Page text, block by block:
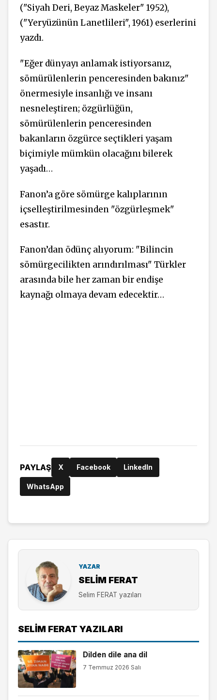
("Siyah Deri, Beyaz Maskeler" 1952),
("Yeryüzünün Lanetlileri", 1961) eserlerini
yazdı.
"Eğer dünyayı anlamak istiyorsanız,
sömürülenlerin penceresinden bakınız"
önermesiyle insanlığı ve insanı
nesneleştiren; özgürlüğün,
sömürülenlerin penceresinden
bakanların özgürce seçtikleri yaşam
biçimiyle mümkün olacağını bilerek
yaşadı…
Fanon’a göre sömürge kalıplarının
içselleştirilmesinden "özgürleşmek"
esastır.
Fanon’dan ödünç alıyorum: "Bilincin
sömürgecilikten arındırılması" Türkler
arasında bile her zaman bir endişe
kaynağı olmaya devam edecektir…
PAYLAŞ X Facebook LinkedIn
WhatsApp
YAZAR
SELIM FERAT
Selim FERAT yazıları
SELIM FERAT YAZILARI
Dilden dile ana dil
7 Temmuz 2026 Salı